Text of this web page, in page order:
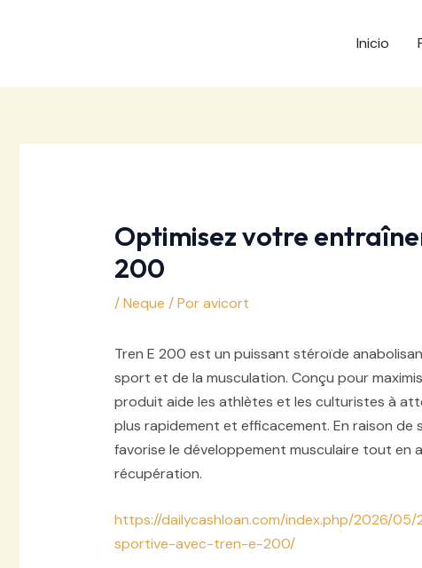
Inicio
Optimisez votre
200
/Neque / Poravicort
Tren E 200 est un puissant stéroïde
sport et de la musculation. Conçu pour
produit aide les athlètes et les culturistes à
plus rapidement et efficacement. En raison de
favorise le développement musculaire tout en
récupération.
https://dailycashloan.com/index.php/2026/
sportive-avec-tren-e-200/